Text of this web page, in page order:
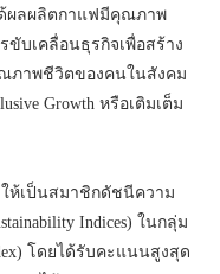
ด้ผลผลิตกาแฟมีคุณภาพ
บเคลื่อนธุรกิจเพื่อสร้าง
ณภาพชีวิตของคนในสังคม
Growth หรือเติมเต็ม
ให้เป็นสมาชิกดัชนีความ
Indices) ในกลุ่ม
โดยได้รับคะแนนสูงสุด